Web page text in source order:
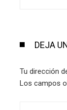
DEJA
Tu dirección
Los campos